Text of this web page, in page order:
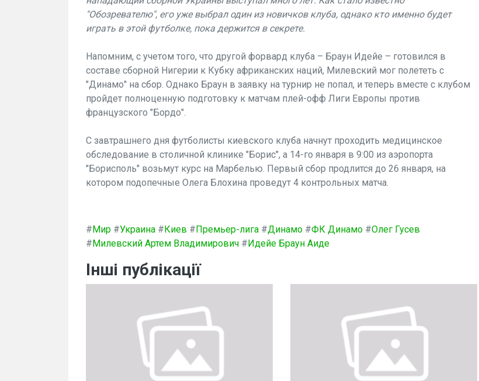
"Обозревателю", его уже выбрал один из новичков клуба, однако кто именно будет
играть в этой футболке, пока держится в секрете.
Напомним, с учетом того, что другой форвард клуба – Браун Идейе – готовился в
составе сборной Нигерии к Кубку африканских наций, Милевский мог полететь с
"Динамо" на сбор. Однако Браун в заявку на турнир не попал, и теперь вместе с клубом
пройдет полноценную подготовку к матчам плей-офф Лиги Европы против
французского "Бордо".
С завтрашнего дня футболисты киевского клуба начнут проходить медицинское
обследование в столичной клинике "Борис", а 14-го января в 9:00 из аэропорта
"Борисполь" возьмут курс на Марбелью. Первый сбор продлится до 26 января, на
котором подопечные Олега Блохина проведут 4 контрольных матча.
#Мир #Украина #Киев #Премьер-лига #Динамо #ФК Динамо #Олег Гусев
#Милевский Артем Владимирович #Идейе Браун Аиде
Інші публікації